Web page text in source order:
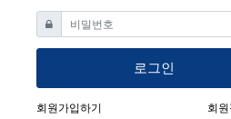
비밀번호필수
로그인
회원가입하기 회